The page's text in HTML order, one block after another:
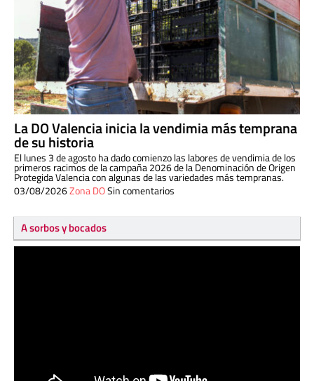
La DO Valencia inicia la vendimia más temprana
de su historia
El lunes 3 de agosto ha dado comienzo las labores de vendimia de los
primeros racimos de la campaña 2026 de la Denominación de Origen
Protegida Valencia con algunas de las variedades más tempranas.
03/08/2026Zona DOSin comentarios
A sorbos y bocados